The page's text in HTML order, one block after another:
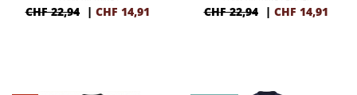
CHF 22,94 | CHF 14,91 CHF 22,94 | CHF 14,91